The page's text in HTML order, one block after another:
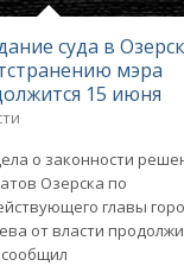
суда в
мэра
15 июня
о законности
Озерска по
главы
от власти